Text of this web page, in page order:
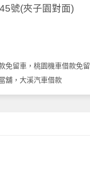
號(夾子園對面)
免留車，桃園機車借款免留
舖，大溪汽車借款